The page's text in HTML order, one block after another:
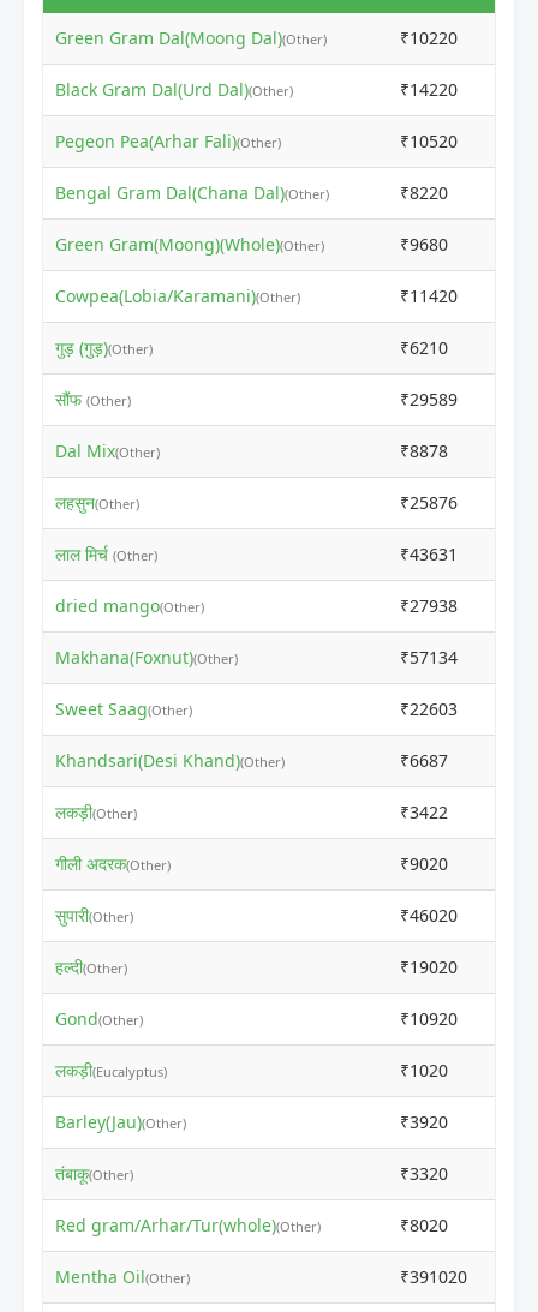
Green Gram Dal(Moong Dal)(Other) ₹10220
Black Gram Dal(Urd Dal)(Other) ₹14220
Pegeon Pea(Arhar Fali)(Other) ₹10520
Bengal Gram Dal(Chana Dal)(Other) ₹8220
Green Gram(Moong)(Whole)(Other) ₹9680
Cowpea(Lobia/Karamani)(Other) ₹11420
गुड़ (गुड़)(Other) ₹6210
सौंफ (Other) ₹29589
Dal Mix(Other) ₹8878
लहसुन(Other) ₹25876
लाल मिर्च (Other) ₹43631
dried mango(Other) ₹27938
Makhana(Foxnut)(Other) ₹57134
Sweet Saag(Other) ₹22603
Khandsari(Desi Khand)(Other) ₹6687
लकड़ी(Other) ₹3422
गीली अदरक(Other) ₹9020
सुपारी(Other) ₹46020
हल्दी(Other) ₹19020
Gond(Other) ₹10920
लकड़ी(Eucalyptus) ₹1020
Barley(Jau)(Other) ₹3920
तंबाकू(Other) ₹3320
Red gram/Arhar/Tur(whole)(Other) ₹8020
Mentha Oil(Other) ₹391020